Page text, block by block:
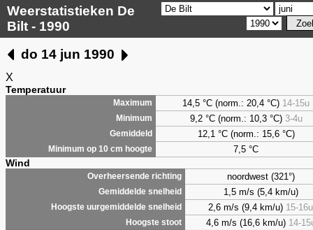
Weerstatistieken De
Bilt - 1990
do 14 jun 1990
X
Temperatuur
Maximum 14,5 °C (norm.: 20,4 °C) 14-15u
Minimum 9,2°C (norm.: 10,3 °C) 3-4u
Gemiddeld 12,1 °C (norm.: 15,6 °C)
Minimum op 10 cm hoogte 7,5 °C
Wind
Overheersende richting noordwest (321°)
Gemiddelde snelheid 1,5 m/s (5,4 km/u)
Hoogste uurgemiddelde snelheid 2,6 m/s (9,4 km/u) 15-16u
Hoogste stoot 4,6 m/s (16,6 km/u) 14-